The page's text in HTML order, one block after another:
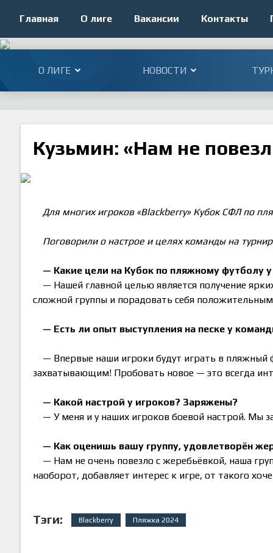
Главная О лиге Вакансии Контакты
О ЛИГЕ НОВОСТИ
Кузьмин: «Нам не
Для многих игроков «Blackberry» Кубок СФЛ по
Поговорили о настрое и целях команды на
— Какие цели на Кубок по пляжному футболу
— Нашей главной целью является получение
сложной группы и порадовать себя
— Есть ли опыт выступления на песке у
— Впервые наши игроки будут играть в пляжный
захватывающим! Пробовать новое — это всегда
— Какой настрой у игроков? Заряжены?
— У меня и у наших игроков боевой настрой. Мы
— Как оценишь вашу группу, удовлетворён
— Нам не очень повезло с жеребьёвкой, наша
наоборот, добавляет интерес к игре, от такого
Тэги: Blackberry Пляжка 2024